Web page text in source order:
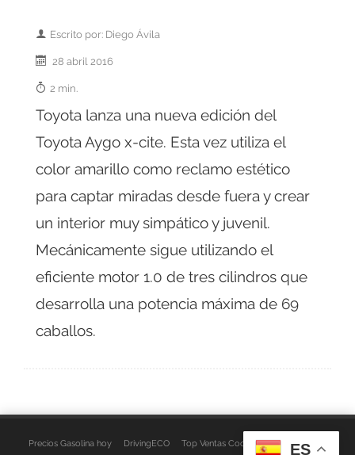
Escrito por: Diego Ávila
28 abril 2016
2 min.
Toyota lanza una nueva edición del
Toyota Aygo x-cite. Esta vez utiliza el
color amarillo como reclamo estético
para captar miradas desde fuera y crear
un interior muy simpático y juvenil.
Mecánicamente sigue utilizando el
eficiente motor 1.0 de tres cilindros que
desarrolla una potencia máxima de 69
caballos.
Precios Gasolina hoy DrivingECO Top Ventas Coches EspacioFurgo
ES